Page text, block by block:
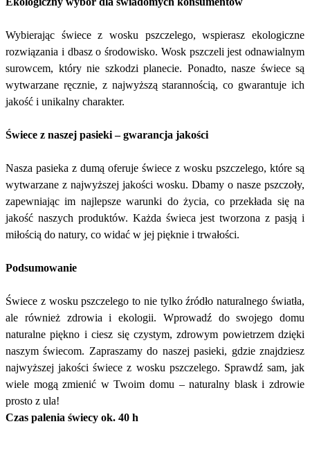
Wybierając świece z wosku pszczelego, wspierasz ekologiczne
rozwiązania i dbasz o środowisko. Wosk pszczeli jest odnawialnym
surowcem, który nie szkodzi planecie. Ponadto, nasze świece są
wytwarzane ręcznie, z najwyższą starannością, co gwarantuje ich
jakość i unikalny charakter.
Świece z naszej pasieki – gwarancja jakości
Nasza pasieka z dumą oferuje świece z wosku pszczelego, które są
wytwarzane z najwyższej jakości wosku. Dbamy o nasze pszczoły,
zapewniając im najlepsze warunki do życia, co przekłada się na
jakość naszych produktów. Każda świeca jest tworzona z pasją i
miłością do natury, co widać w jej pięknie i trwałości.
Podsumowanie
Świece z wosku pszczelego to nie tylko źródło naturalnego światła,
ale również zdrowia i ekologii. Wprowadź do swojego domu
naturalne piękno i ciesz się czystym, zdrowym powietrzem dzięki
naszym świecom. Zapraszamy do naszej pasieki, gdzie znajdziesz
najwyższej jakości świece z wosku pszczelego. Sprawdź sam, jak
wiele mogą zmienić w Twoim domu – naturalny blask i zdrowie
prosto z ula!
Czas palenia świecy ok. 40 h